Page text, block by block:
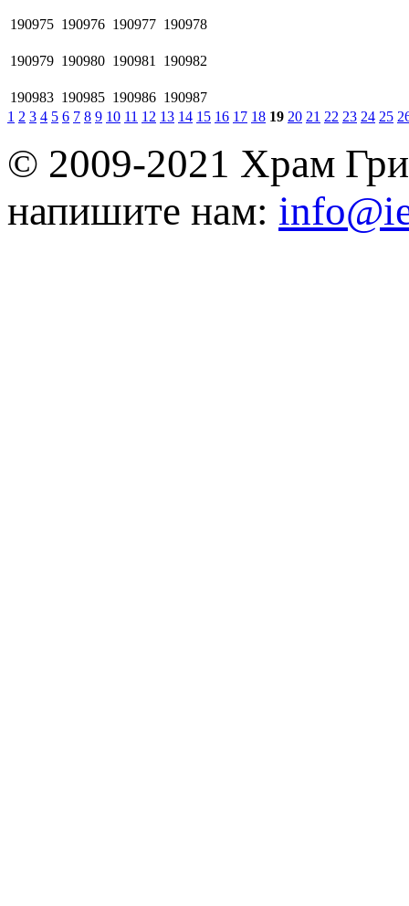
190975 190976 190977 190978
190979 190980 190981 190982
190983 190985 190986 190987
1 2 3 4 5 6 7 8 9 10 11 12 13 14 15 16 17 18 19 20 21 22 23 24 25
© 2009-2021 Храм
напишите нам: